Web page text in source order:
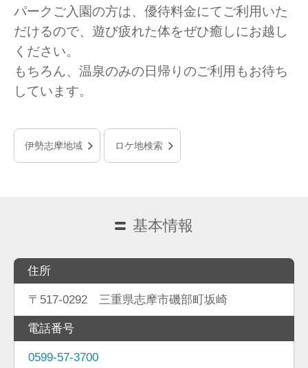
パークご入園の方は、優待料金にてご利用いた
だけるので、遊び疲れた体をぜひ癒しにお越し
ください。
もちろん、温泉のみの日帰りのご利用もお待ち
しています。
伊勢志摩地域 ロケ地検索
基本情報
住所
〒517-0292 三重県志摩市磯部町坂崎
電話番号
0599-57-3700